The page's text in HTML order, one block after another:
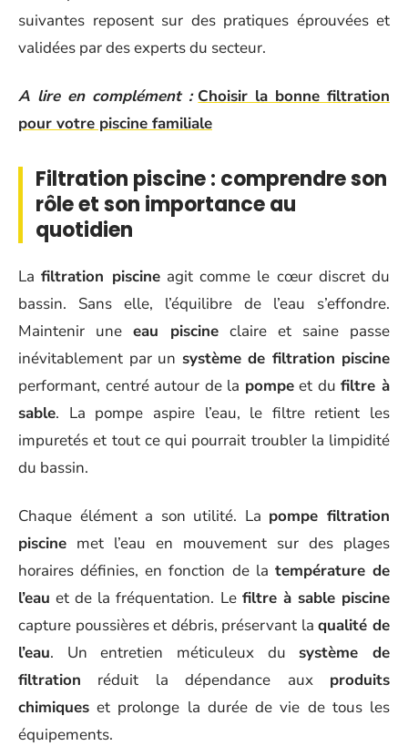
suivantes reposent sur des pratiques éprouvées et
validées par des experts du secteur.
A lire en complément : Choisir la bonne filtration
pour votre piscine familiale
Filtration piscine : comprendre son
rôle et son importance au
quotidien
Lafiltration piscineagit comme le cœur discret du
bassin. Sans elle, l’équilibre de l’eau s’effondre.
Maintenir une eau piscine claire et saine passe
inévitablement par un système de filtration piscine
performant, centré autour de la pompeet dufiltre à
sable. La pompe aspire l’eau, le filtre retient les
impuretés et tout ce qui pourrait troubler la limpidité
du bassin.
Chaque élément a son utilité. La pompe filtration
piscine met l’eau en mouvement sur des plages
horaires définies, en fonction de la température de
l’eau et de la fréquentation. Le filtre à sable piscine
capture poussières et débris, préservant laqualité de
l’eau. Un entretien méticuleux du système de
filtration réduit la dépendance aux produits
chimiques et prolonge la durée de vie de tous les
équipements.